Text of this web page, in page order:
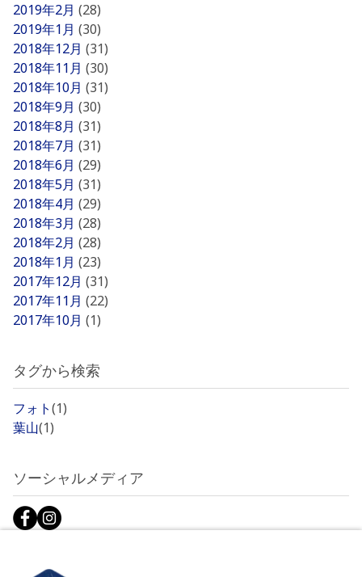
2019年2月 (28)
2019年1月 (30)
2018年12月 (31)
2018年11月 (30)
2018年10月 (31)
2018年9月 (30)
2018年8月 (31)
2018年7月 (31)
2018年6月 (29)
2018年5月 (31)
2018年4月 (29)
2018年3月 (28)
2018年2月 (28)
2018年1月 (23)
2017年12月 (31)
2017年11月 (22)
2017年10月 (1)
タグから検索
フォト(1)
葉山(1)
ソーシャルメディア